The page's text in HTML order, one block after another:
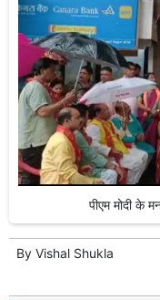
पीएम मोदी के
By Vishal Shukla